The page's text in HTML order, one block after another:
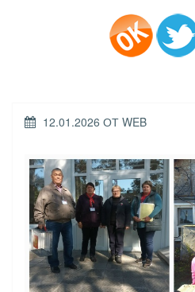
ОПУБЛИКОВАНО
12.01.2026 ОТ WEB